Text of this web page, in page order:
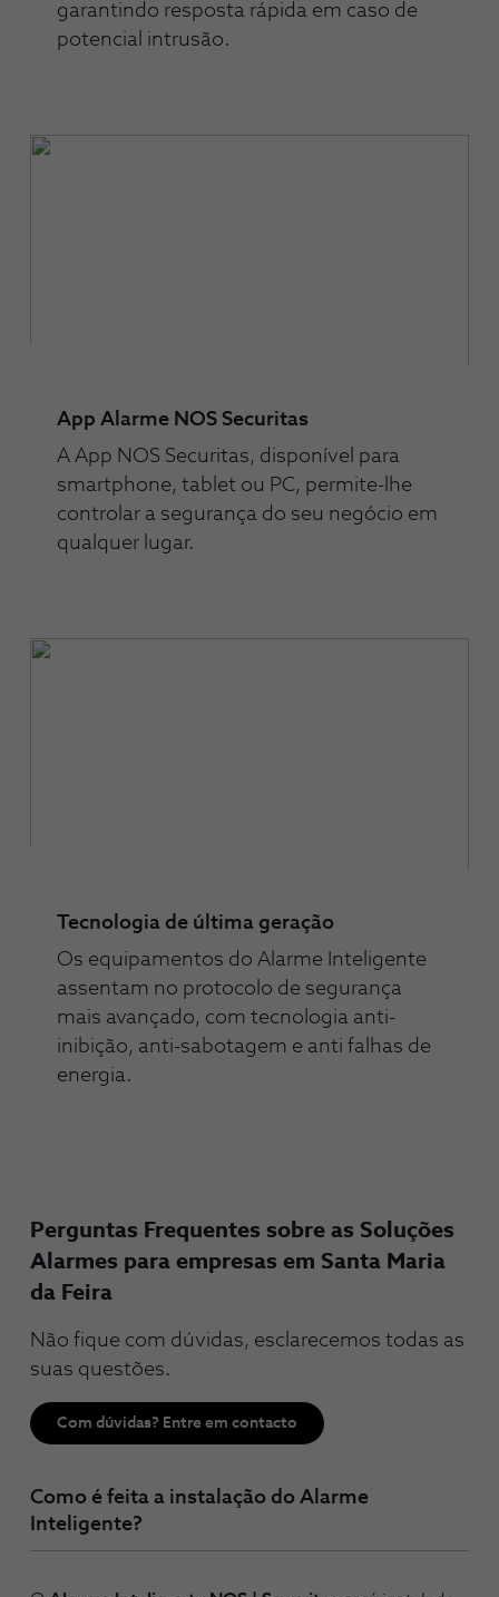
garantindo resposta rápida em caso de
potencial intrusão.
App Alarme NOS Securitas
A App NOS Securitas, disponível para
smartphone, tablet ou PC, permite-lhe
controlar a segurança do seu negócio em
qualquer lugar.
Tecnologia de última geração
Os equipamentos do Alarme Inteligente
assentam no protocolo de segurança
mais avançado, com tecnologia anti-
inibição, anti-sabotagem e anti falhas de
energia.
Perguntas Frequentes sobre as Soluções
Alarmes para empresas em Santa Maria
da Feira
Não fique com dúvidas, esclarecemos todas as
suas questões.
Com dúvidas? Entre em contacto
Como é feita a instalação do Alarme
Inteligente?